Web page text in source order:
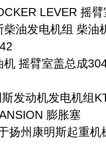
LEVER 摇
油发电机组 柴油
摇臂室盖总成
发动机发电机组
膨胀塞
扬州康明斯起重机